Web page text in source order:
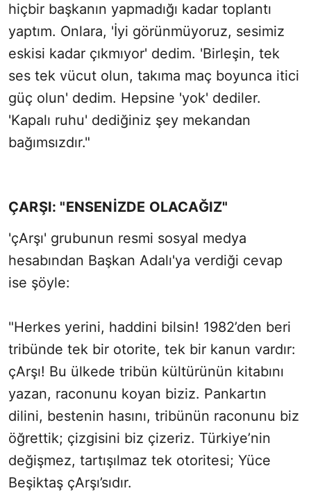
hiçbir başkanın yapmadığı kadar toplantı
yaptım. Onlara, 'İyi görünmüyoruz, sesimiz
eskisi kadar çıkmıyor' dedim. 'Birleşin, tek
ses tek vücut olun, takıma maç boyunca itici
güç olun' dedim. Hepsine 'yok' dediler.
'Kapalı ruhu' dediğiniz şey mekandan
bağımsızdır."
ÇARŞI: "ENSENİZDE OLACAĞIZ"
'çArşı' grubunun resmi sosyal medya
hesabından Başkan Adalı'ya verdiği cevap
ise şöyle:
"Herkes yerini, haddini bilsin! 1982’den beri
tribünde tek bir otorite, tek bir kanun vardır:
çArşı! Bu ülkede tribün kültürünün kitabını
yazan, raconunu koyan biziz. Pankartın
dilini, bestenin hasını, tribünün raconunu biz
öğrettik; çizgisini biz çizeriz. Türkiye’nin
değişmez, tartışılmaz tek otoritesi; Yüce
Beşiktaş çArşı’sıdır.